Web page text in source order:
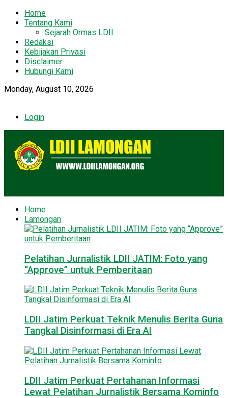
Home
Tentang Kami
Sejarah Ormas LDII
Redaksi
Kebijakan Privasi
Disclaimer
Hubungi Kami
Monday, August 10, 2026
Login
Home
Lamongan
Pelatihan Jurnalistik LDII JATIM: Foto yang
“Approve” untuk Pemberitaan
LDII Jatim Perkuat Teknik Menulis Berita Guna
Tangkal Disinformasi di Era AI
LDII Jatim Perkuat Pertahanan Informasi
Lewat Pelatihan Jurnalistik Bersama Kominfo